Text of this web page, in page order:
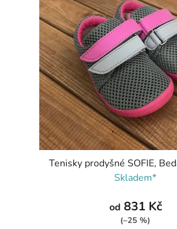
Tenisky prodyšné SOFIE,
Skladem*
od 831 Kč
(–25 %)